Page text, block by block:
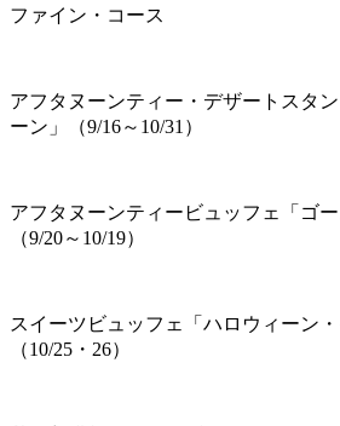
ファイン・コース
アフタヌーンティー・デザートスタ
ーン」（9/16～10/31）
アフタヌーンティービュッフェ「ゴー
（9/20～10/19）
スイーツビュッフェ「ハロウィーン・
（10/25・26）